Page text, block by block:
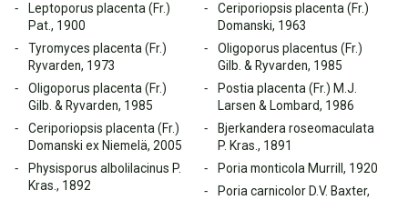
Leptoporus placenta (Fr.)
Pat., 1900
Ceriporiopsis placenta (Fr.)
Domanski, 1963
Tyromyces placenta (Fr.)
Ryvarden, 1973
Oligoporus placentus (Fr.)
Gilb. & Ryvarden, 1985
Oligoporus placenta (Fr.)
Gilb. & Ryvarden, 1985
Postia placenta (Fr.) M.J.
Larsen & Lombard, 1986
Ceriporiopsis placenta (Fr.)
Domanski ex Niemelä, 2005
Bjerkandera roseomaculata
P. Kras., 1891
Physisporus albolilacinus P.
Kras., 1892
Poria monticola Murrill, 1920
Poria carnicolor D.V. Baxter,